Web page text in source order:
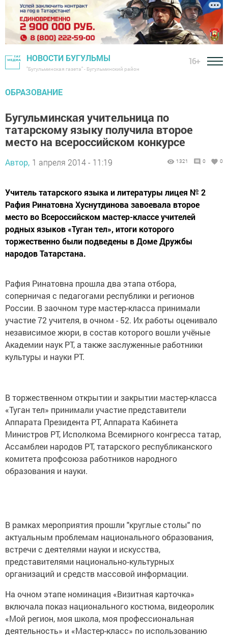
НОВОСТИ БУГУЛЬМЫ
"Бугульминская газета" - Бугульминский район
16+
ОБРАЗОВАНИЕ
Бугульминская учительница по
татарскому языку получила второе
место на всероссийском конкурсе
Автор, 1 апреля 2014 - 11:19 1321 0 0
Учитель татарского языка и литературы лицея № 2
Рафия Ринатовна Хуснутдинова завоевала второе
место во Всероссийском мастер-классе учителей
родных языков «Туган тел», итоги которого
торжественно были подведены в Доме Дружбы
народов Татарстана.
Рафия Ринатовна прошла два этапа отбора,
соперничая с педагогами республики и регионов
России. В заочном туре мастер-класса принимали
участие 72 учителя, в очном - 52. Их работы оценивало
независимое жюри, в состав которого вошли учёные
Академии наук РТ, а также заслуженные работники
культуры и науки РТ.
В торжественном открытии и закрытии мастер-класса
«Туган тел» принимали участие представители
Аппарата Президента РТ, Аппарата Кабинета
Министров РТ, Исполкома Всемирного конгресса татар,
Ассамблеи народов РТ, татарского республиканского
комитета профсоюза работников народного
образования и науки.
В рамках мероприятия прошли "круглые столы" по
актуальным проблемам национального образования,
встречи с деятелями науки и искусства,
представителями национально‑культурных
организаций и средств массовой информации.
На очном этапе номинация «Визитная карточка»
включала показ национального костюма, видеоролик
«Мой регион, моя школа, моя профессиональная
деятельность» и «Мастер-класс» по использованию